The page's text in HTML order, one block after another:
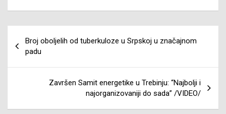
članaka
Broj oboljelih od tuberkuloze u Srpskoj u značajnom
padu
Završen Samit energetike u Trebinju: “Najbolji i
najorganizovaniji do sada” /VIDEO/